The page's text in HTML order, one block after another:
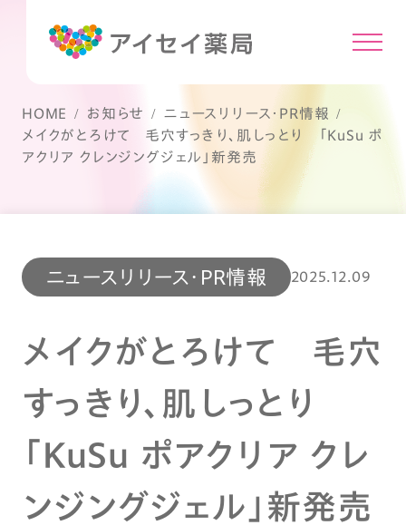
HOME お知らせ
ニュースリリース・PR情報
メイクがとろけて 毛穴すっきり、肌しっとり 「KuSu ポ
アクリア クレンジングジェル」新発売
ニュースリリース・PR情報 2025.12.09
メイクがとろけて 毛穴
すっきり、肌しっとり
「KuSu ポアクリア クレ
ンジングジェル」新発売